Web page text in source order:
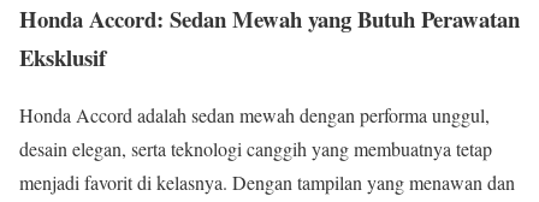
Honda Accord: Sedan Mewah yang Butuh Perawatan
Eksklusif
Honda Accord adalah sedan mewah dengan performa unggul,
desain elegan, serta teknologi canggih yang membuatnya tetap
menjadi favorit di kelasnya. Dengan tampilan yang menawan dan